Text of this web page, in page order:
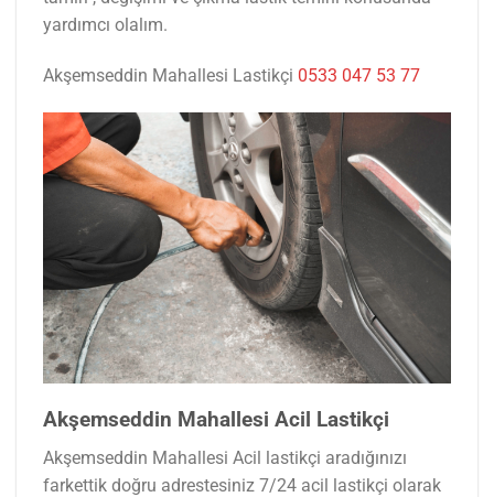
yardımcı olalım.
Akşemseddin Mahallesi Lastikçi 0533 047 53 77
Akşemseddin Mahallesi Acil Lastikçi
Akşemseddin Mahallesi Acil lastikçi aradığınızı
farkettik doğru adrestesiniz 7/24 acil lastikçi olarak